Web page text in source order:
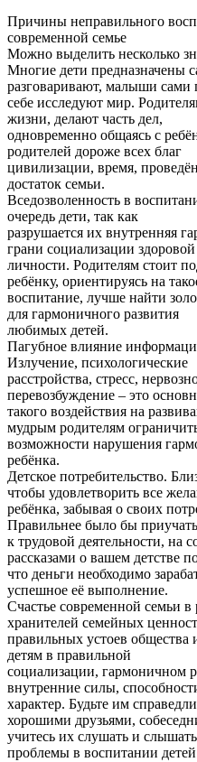
Причины неправильного
современной семье
Можно выделить несколько
Многие дети предназначены
разговаривают, малыши сами
себе исследуют мир.
жизни, делают часть дел,
одновременно общаясь с
родителей дороже всех благ
цивилизации, время,
достаток семьи.
Вседозволенность в
очередь дети, так как
разрушается их внутренняя
грани социализации здоровой
личности. Родителям стоит
ребёнку, ориентируясь на
воспитание, лучше найти
для гармоничного развития
любимых детей.
Пагубное влияние
Излучение, психологические
расстройства, стресс,
перевозбуждение – это
такого воздействия на
мудрым родителям
возможности нарушения
ребёнка.
Детское потребительство.
чтобы удовлетворить все
ребёнка, забывая о своих
Правильнее было бы
к трудовой деятельности, на
рассказами о вашем детстве
что деньги необходимо
успешное её выполнение.
Счастье современной семьи в
хранителей семейных
правильных устоев
детям в правильной
социализации, гармоничном
внутренние силы,
характер. Будьте им
хорошими друзьями,
учитесь их слушать и
проблемы в воспитании